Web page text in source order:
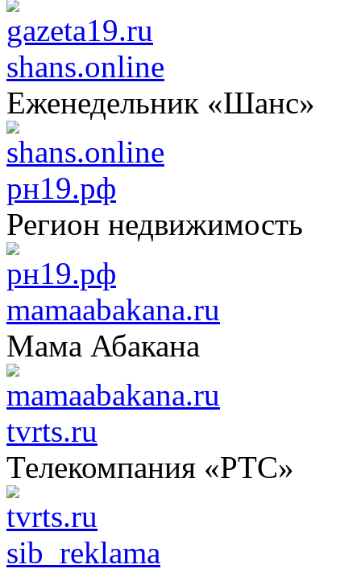
shans.online
Еженедельник «Шанс»
рн19.рф
Регион недвижимость
mamaabakana.ru
Мама Абакана
tvrts.ru
Телекомпания «РТС»
sib_reklama